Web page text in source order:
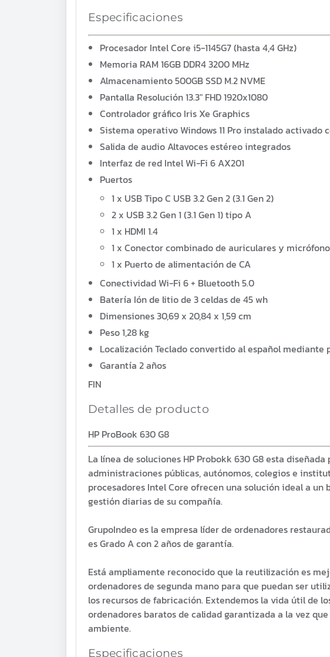
Especificaciones
Procesador Intel Core i5-1145G7 (hasta 4,4 GHz)
Memoria RAM 16GB DDR4 3200 MHz
Almacenamiento500GB SSD M.2 NVME
Pantalla Resolución 13.3" FHD 1920x1080
Controlador gráfico Iris Xe Graphics
Sistema operativoWindows 11 Pro instalado activado
Salida de audio Altavoces estéreo integrados
Interfaz de red Intel Wi-Fi 6 AX201
Puertos
1 x USB Tipo C USB 3.2 Gen 2 (3.1 Gen 2)
2 x USB 3.2 Gen 1 (3.1 Gen 1) tipo A
1 x HDMI 1.4
1 x Conector combinado de auriculares y micrófono
1 x Puerto de alimentación de CA
ConectividadWi-Fi 6 + Bluetooth 5.0
Batería Ión de litio de 3 celdas de 45 wh
Dimensiones30,69 x 20,84 x 1,59 cm
Peso1,28 kg
LocalizaciónTeclado convertido al español mediante
Garantía 2 años
FIN
Detalles de producto
HP ProBook 630 G8
La línea de soluciones HP Probokk 630 G8 esta
administraciones públicas, autónomos, colegios e
procesadores Intel Core ofrecen una solución ideal a
gestión diarias de su compañía.
GrupoIndeo es la empresa líder de ordenadores
es Grado A con 2 años de garantía.
Está ampliamente reconocido que la reutilización es
ordenadores de segunda mano para que puedan ser
los recursos de fabricación. Extendemos la vida útil de
ordenadores baratos de calidad garantizada a la vez
ambiente.
Especificaciones